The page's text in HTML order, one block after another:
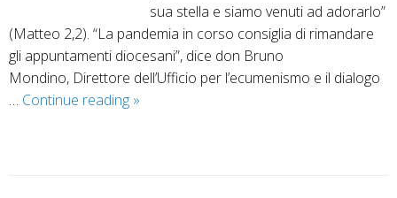
sua stella e siamo venuti ad adorarlo”
(Matteo 2,2). “La pandemia in corso consiglia di rimandare
gli appuntamenti diocesani”, dice don Bruno
Mondino, Direttore dell’Ufficio per l’ecumenismo e il dialogo
… Continue reading Settimana
»